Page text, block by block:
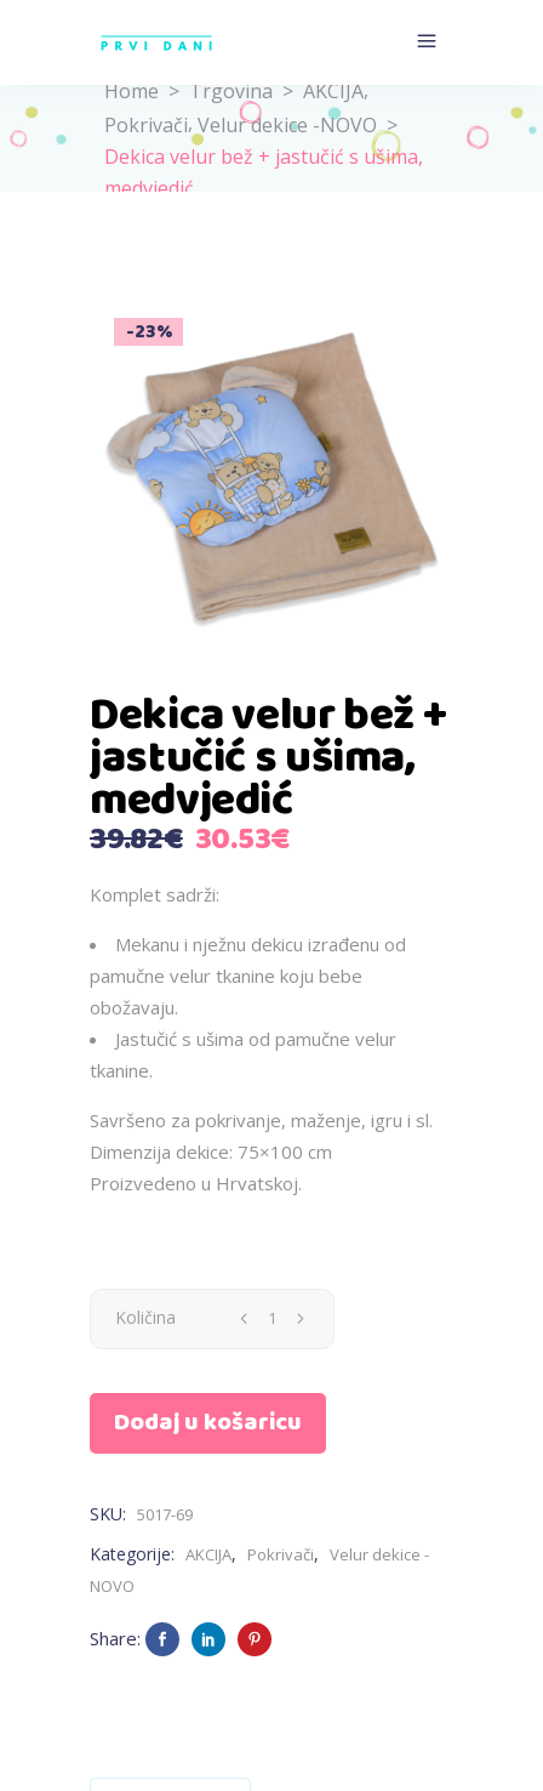
Home > Trgovina > AKCIJA,
Pokrivači, Velur dekice -NOVO>
Dekica velur bež + jastučić s ušima,
medvjedić
-23%
Dekica velur bež +
jastučić s ušima,
medvjedić
39.82€ Izvorna
bila
je:
39.82€.
30.53€Trenutna
30.53€.
Komplet sadrži:
Mekanu i nježnu dekicu izrađenu od
pamučne velur tkanine koju bebe
obožavaju.
Jastučić s ušima od pamučne velur
tkanine.
Savršeno za pokrivanje, maženje, igru i sl.
Dimenzija dekice: 75×100 cm
Proizvedeno u Hrvatskoj.
Dekica
bež
jastučić
s
ušima,
Količina
Dodaj u košaricu
SKU: 5017-69
Kategorije: AKCIJA, Pokrivači, Velur dekice -
NOVO
Share: